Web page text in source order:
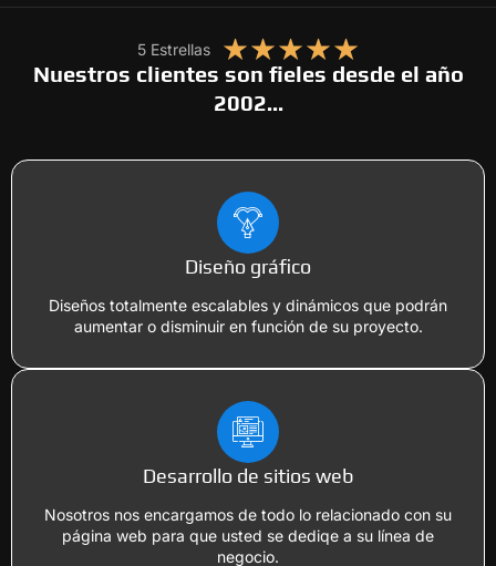
5 Estrellas ★★★★★
Nuestros clientes son fieles desde el año
2002...
Diseño gráfico
Diseños totalmente escalables y dinámicos que podrán
aumentar o disminuir en función de su proyecto.
Desarrollo de sitios web
Nosotros nos encargamos de todo lo relacionado con su
página web para que usted se dediqe a su línea de
negocio.